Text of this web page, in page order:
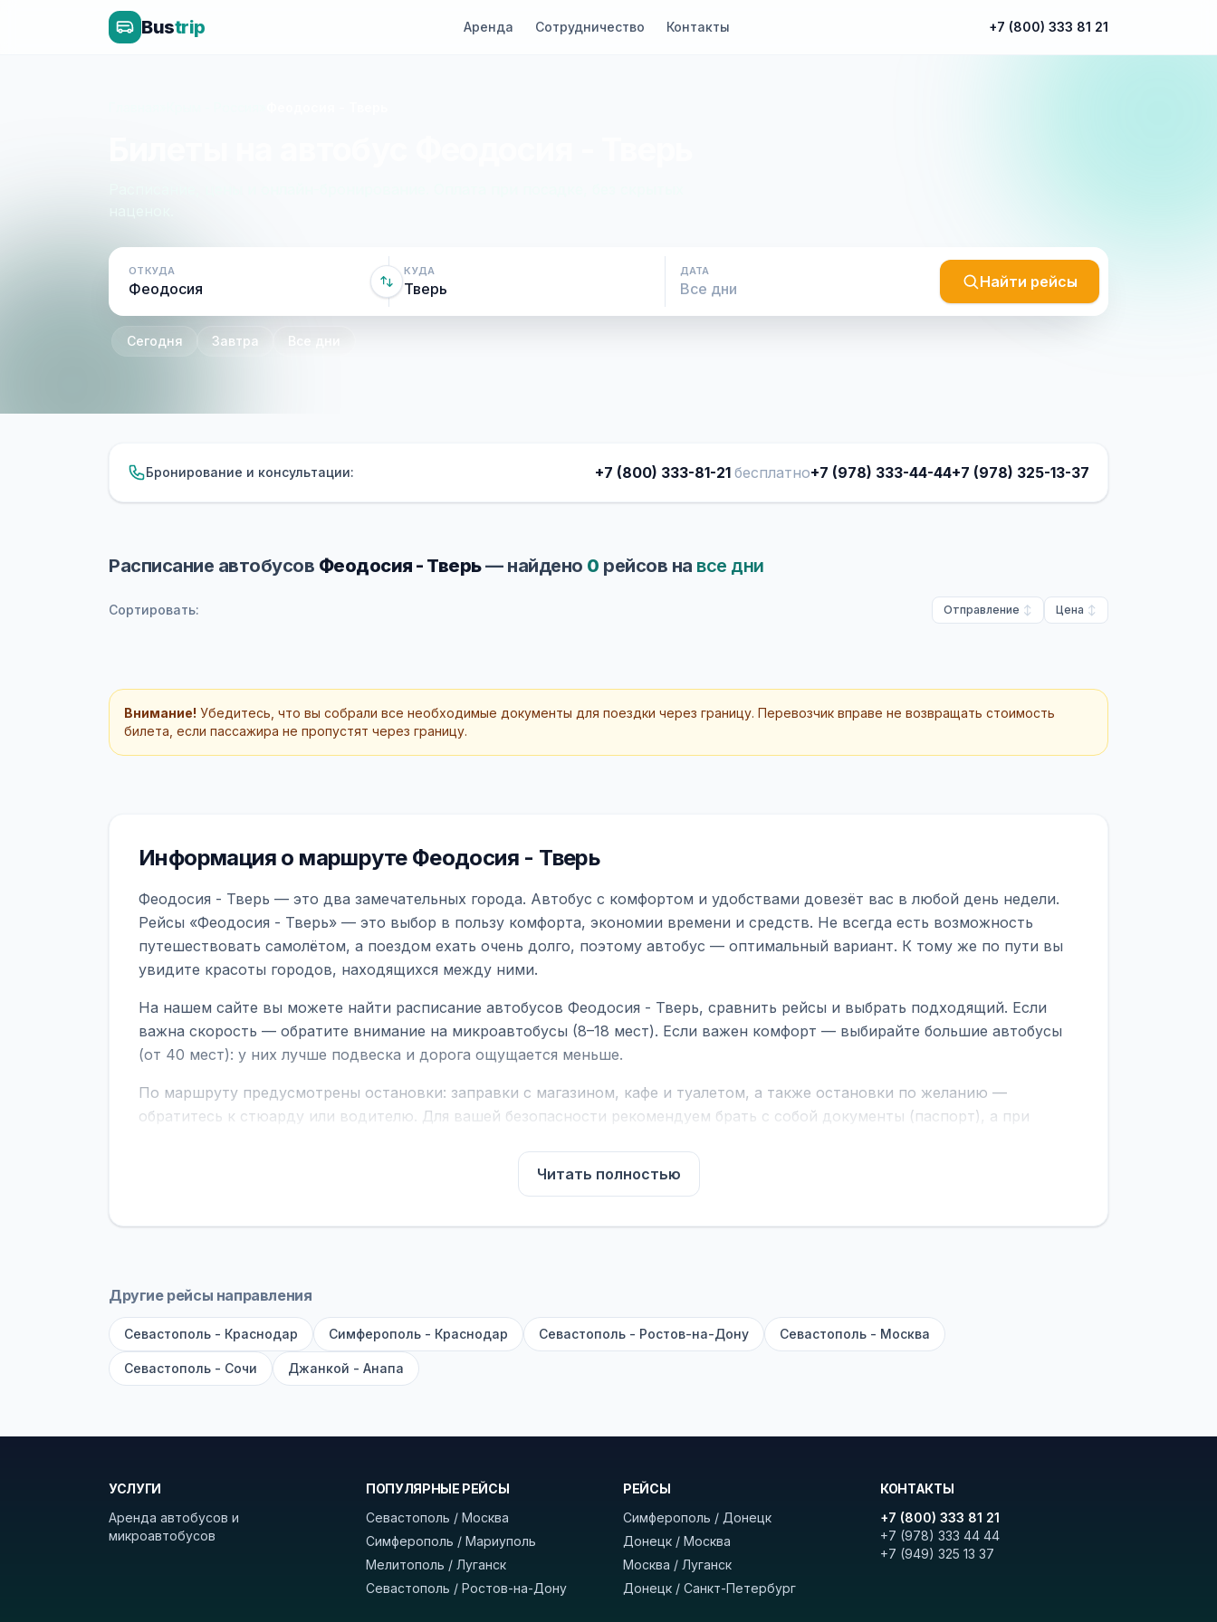
Bustrip Аренда Сотрудничество Контакты +7 (800) 333 81 21
ОТКУДА КУДА ДАТА
Найти рейсы
Сегодня Завтра Все дни
Бронирование и консультации: +7 (800) 333-81-21 бесплатно+7 (978) 333-44-44+7 (978) 325-13-37
Расписание автобусов Феодосия - Тверь— найдено 0 рейсов на все дни
Сортировать: Отправление Цена
Внимание! Убедитесь, что вы собрали все необходимые документы для поездки через границу. Перевозчик вправе не возвращать стоимость
билета, если пассажира не пропустят через границу.
Информация о маршруте Феодосия - Тверь
Феодосия - Тверь — это два замечательных города. Автобус с комфортом и удобствами довезёт вас в любой день недели.
Рейсы «Феодосия - Тверь» — это выбор в пользу комфорта, экономии времени и средств. Не всегда есть возможность
путешествовать самолётом, а поездом ехать очень долго, поэтому автобус — оптимальный вариант. К тому же по пути вы
увидите красоты городов, находящихся между ними.
На нашем сайте вы можете найти расписание автобусов Феодосия - Тверь, сравнить рейсы и выбрать подходящий. Если
важна скорость — обратите внимание на микроавтобусы (8–18 мест). Если важен комфорт — выбирайте большие автобусы
(от 40 мест): у них лучше подвеска и дорога ощущается меньше.
По маршруту предусмотрены остановки: заправки с магазином, кафе и туалетом, а также остановки по желанию —
обратитесь к стюарду или водителю. Для вашей безопасности рекомендуем брать с собой документы (паспорт), а при
В автобусах есть всё необходимое для комфортной поездки: регулировка сидений, кондиционер, отопление, зарядка
устройств, вода, пледы. На больших автобусах работают стюарды. У нас
оплата производится только при посадке, печатать билет заранее не нужно.
рейсов вы увидите время выезда, место посадки, время и место прибытия, время в пути и цену. Кнопка «Детали рейса»
Удачных поездок! С уважением, командаBUSTRIP.PRO
Читать полностью
Другие рейсы направления
Севастополь - Краснодар Симферополь - Краснодар Севастополь - Ростов-на-Дону Севастополь - Москва
Севастополь - Сочи Джанкой - Анапа
УСЛУГИ
Аренда автобусов и
микроавтобусов
ПОПУЛЯРНЫЕ РЕЙСЫ
Севастополь / Москва
Симферополь / Мариуполь
Мелитополь / Луганск
Севастополь / Ростов-на-Дону
РЕЙСЫ
Симферополь / Донецк
Донецк / Москва
Москва / Луганск
Донецк / Санкт-Петербург
КОНТАКТЫ
+7 (800) 333 81 21
+7 (978) 333 44 44
+7 (949) 325 13 37